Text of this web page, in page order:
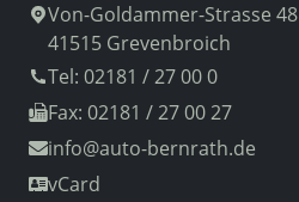
Von-Goldammer-Strasse 48
41515 Grevenbroich
Tel: 02181 / 27 00 0
Fax: 02181 / 27 00 27
info@auto-bernrath.de
vCard